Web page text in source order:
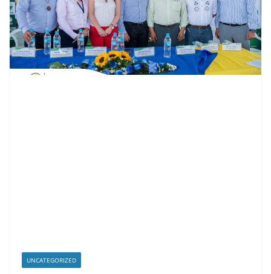
UNCATEGORIZED